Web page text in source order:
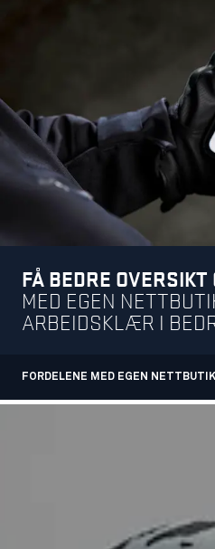
FÅ BEDRE
MED EGEN
ARBEIDSKLÆR I
FORDELENE MED EGEN